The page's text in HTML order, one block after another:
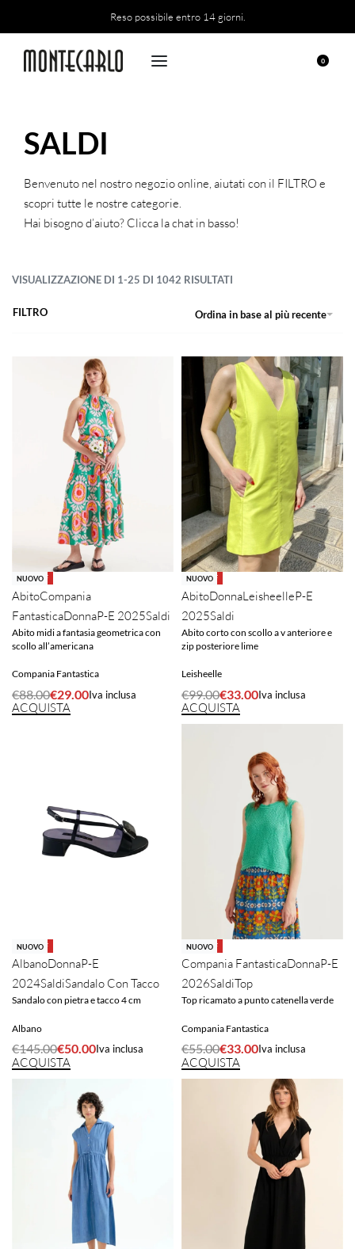
Reso possibile entro 14 giorni.
0
SALDI
Benvenuto nel nostro negozio online, aiutati con il FILTRO e
scopri tutte le nostre categorie.
Hai bisogno d’aiuto? Clicca la chat in basso!
VISUALIZZAZIONE DI 1-25 DI 1042 RISULTATI
Ordina in base al più recente
FILTRO
-67% OFF
NUOVO
AbitoCompania
FantasticaDonnaP-E 2025Saldi
Abito midi a fantasia geometrica con
scollo all’americana
Compania Fantastica
€88.00€29.00Iva inclusa
ACQUISTA
-67% OFF
NUOVO
AbitoDonnaLeisheelleP-E
2025Saldi
Abito corto con scollo a v anteriore e
zip posteriore lime
Leisheelle
€99.00€33.00Iva inclusa
ACQUISTA
-66% OFF
NUOVO
AlbanoDonnaP-E
2024SaldiSandalo Con Tacco
Sandalo con pietra e tacco 4 cm
Albano
€145.00€50.00Iva inclusa
ACQUISTA
-40% OFF
NUOVO
Compania FantasticaDonnaP-E
2026SaldiTop
Top ricamato a punto catenella verde
Compania Fantastica
€55.00€33.00Iva inclusa
ACQUISTA